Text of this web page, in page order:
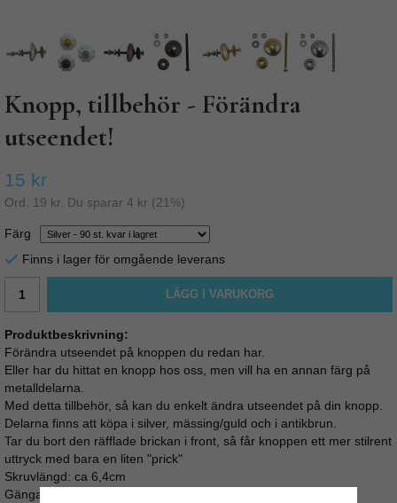
Knopp, tillbehör - Förändra
utseendet!
15 kr
Ord. 19 kr . Du sparar 4 kr (21 %)
Färg
Finns i lager för omgående leverans
LÄGG I VARUKORG
Produktbeskrivning:
Förändra utseendet på knoppen du redan har.
Eller har du hittat en knopp hos oss, men vill ha en annan färg på
metalldelarna.
Med detta tillbehör, så kan du enkelt ändra utseendet på din knopp.
Delarna finns att köpa i silver, mässing/guld och i antikbrun.
Tar du bort den räfflade brickan i front, så får knoppen ett mer stilrent
uttryck med bara en liten "prick"
Skruvlängd: ca 6,4cm
Gänga: M4 (4mm i diameter)